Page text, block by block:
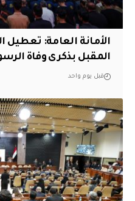
الأمانة العامة: تعطيل
المقبل بذكرى وفاة
قبل يوم واحد